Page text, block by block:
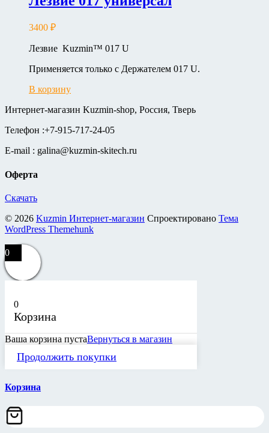
3400 ₽
Лезвие Kuzmin™ 017 U
Применяется только с Держателем 017 U.
В корзину
Интернет-магазин Kuzmin-shop, Россия, Тверь
Телефон :+7-915-717-24-05
E-mail : galina@kuzmin-skitech.ru
Оферта
Скачать
© 2026 Kuzmin Интернет-магазин Спроектировано Тема
WordPress Themehunk
0
0
Корзина
Ваша корзина пустаВернуться в магазин
Продолжить покупки
Корзина